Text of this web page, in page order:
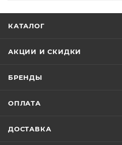
КАТАЛОГ
АКЦИИ И СКИДКИ
БРЕНДЫ
ОПЛАТА
ДОСТАВКА